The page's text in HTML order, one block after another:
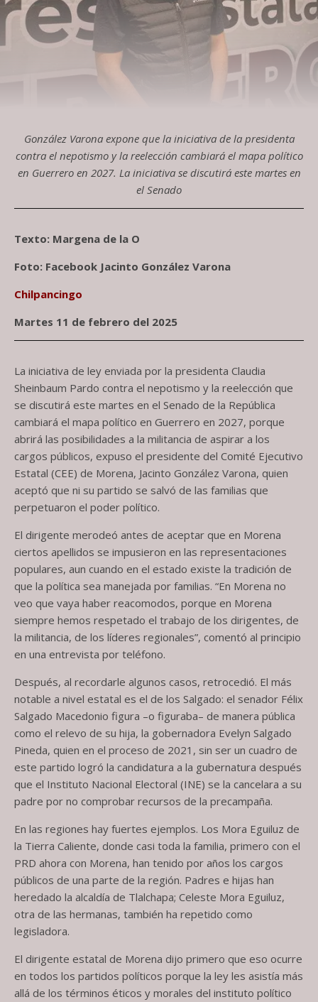
González Varona expone que la iniciativa de la presidenta
contra el nepotismo y la reelección cambiará el mapa político
en Guerrero en 2027. La iniciativa se discutirá este martes en
el Senado
Texto: Margena de la O
Foto: Facebook Jacinto González Varona
Chilpancingo
Martes 11 de febrero del 2025
La iniciativa de ley enviada por la presidenta Claudia
Sheinbaum Pardo contra el nepotismo y la reelección que
se discutirá este martes en el Senado de la República
cambiará el mapa político en Guerrero en 2027, porque
abrirá las posibilidades a la militancia de aspirar a los
cargos públicos, expuso el presidente del Comité Ejecutivo
Estatal (CEE) de Morena, Jacinto González Varona, quien
aceptó que ni su partido se salvó de las familias que
perpetuaron el poder político.
El dirigente merodeó antes de aceptar que en Morena
ciertos apellidos se impusieron en las representaciones
populares, aun cuando en el estado existe la tradición de
que la política sea manejada por familias. “En Morena no
veo que vaya haber reacomodos, porque en Morena
siempre hemos respetado el trabajo de los dirigentes, de
la militancia, de los líderes regionales”, comentó al principio
en una entrevista por teléfono.
Después, al recordarle algunos casos, retrocedió. El más
notable a nivel estatal es el de los Salgado: el senador Félix
Salgado Macedonio figura –o figuraba– de manera pública
como el relevo de su hija, la gobernadora Evelyn Salgado
Pineda, quien en el proceso de 2021, sin ser un cuadro de
este partido logró la candidatura a la gubernatura después
que el Instituto Nacional Electoral (INE) se la cancelara a su
padre por no comprobar recursos de la precampaña.
En las regiones hay fuertes ejemplos. Los Mora Eguiluz de
la Tierra Caliente, donde casi toda la familia, primero con el
PRD ahora con Morena, han tenido por años los cargos
públicos de una parte de la región. Padres e hijas han
heredado la alcaldía de Tlalchapa; Celeste Mora Eguiluz,
otra de las hermanas, también ha repetido como
legisladora.
El dirigente estatal de Morena dijo primero que eso ocurre
en todos los partidos políticos porque la ley les asistía más
allá de los términos éticos y morales del instituto político